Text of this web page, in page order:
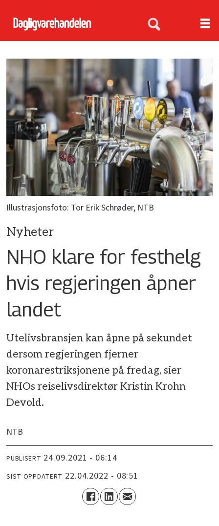
Illustrasjonsfoto: Tor Erik Schrøder, NTB
Nyheter
NHO klare for festhelg
hvis regjeringen åpner
landet
Utelivsbransjen kan åpne på sekundet
dersom regjeringen fjerner
koronarestriksjonene på fredag, sier
NHOs reiselivsdirektør Kristin Krohn
Devold.
NTB
PUBLISERT 24.09.2021 - 06:14
SIST OPPDATERT 22.04.2022 - 08:51